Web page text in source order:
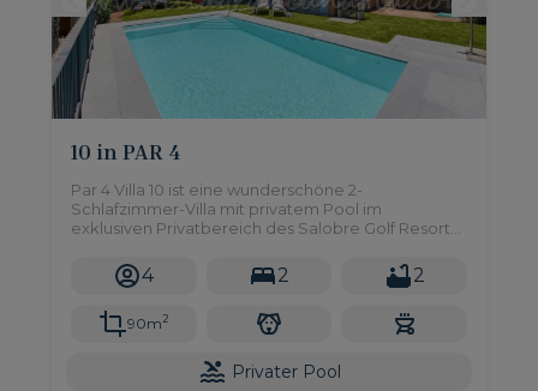
10 in PAR 4
Par 4 Villa 10 ist eine wunderschöne 2-
Schlafzimmer-Villa mit privatem Pool im
exklusiven Privatbereich des Salobre Golf Resort
4 2 2
90m2
Privater Pool